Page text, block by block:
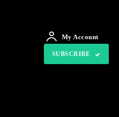
My Account
SUBSCRIBE